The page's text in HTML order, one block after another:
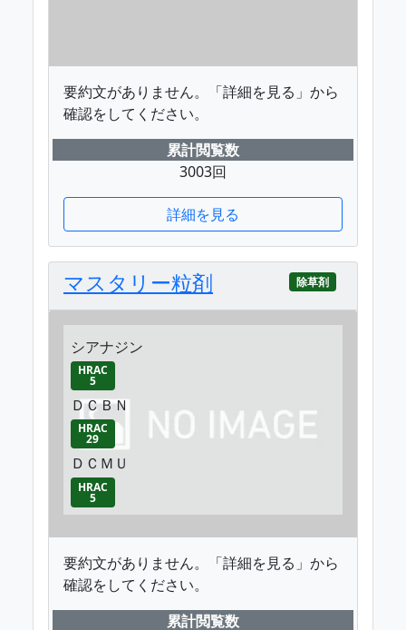
要約文がありません。「詳細を見る」から
確認をしてください。
累計閲覧数
3003回
詳細を見る
マスタリー粒剤 除草剤
シアナジン
HRAC
5
ＤＣＢＮ
HRAC
29
ＤＣＭＵ
HRAC
5
要約文がありません。「詳細を見る」から
確認をしてください。
累計閲覧数